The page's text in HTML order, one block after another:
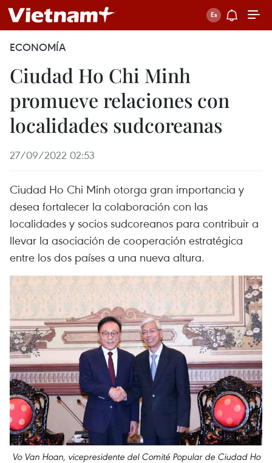
ECONOMÍA
Ciudad Ho Chi Minh
promueve relaciones con
localidades sudcoreanas
27/09/2022 02:53
Ciudad Ho Chi Minh otorga gran importancia y
desea fortalecer la colaboración con las
localidades y socios sudcoreanos para contribuir a
llevar la asociación de cooperación estratégica
entre los dos países a una nueva altura.
Vo Van Hoan, vicepresidente del Comité Popular de Ciudad Ho